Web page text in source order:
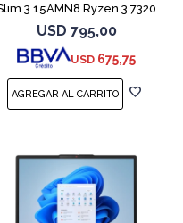
3 15AMN8 Ryzen 3 7320
512GB 8GB
USD 795,00
USD 675,75